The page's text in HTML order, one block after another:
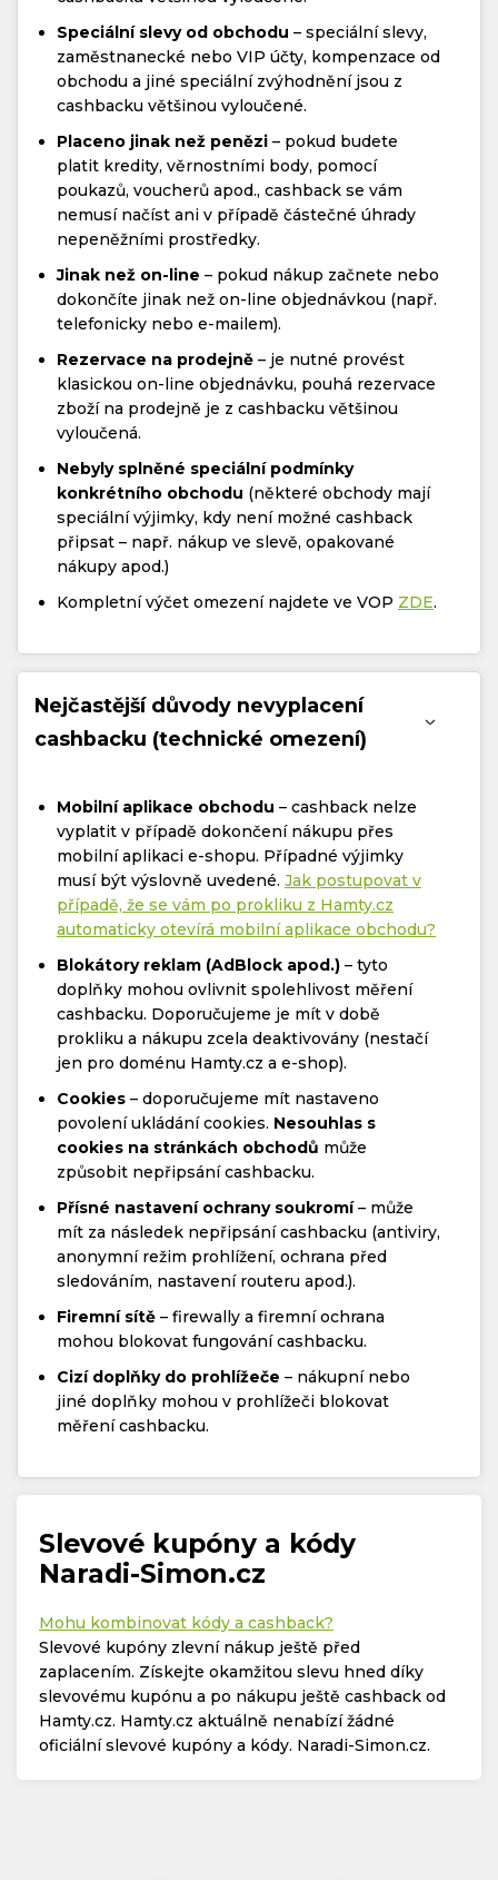
Speciální slevy od obchodu – speciální slevy,
zaměstnanecké nebo VIP účty, kompenzace od
obchodu a jiné speciální zvýhodnění jsou z
cashbacku většinou vyloučené.
Placeno jinak než penězi – pokud budete
platit kredity, věrnostními body, pomocí
poukazů, voucherů apod., cashback se vám
nemusí načíst ani v případě částečné úhrady
nepeněžními prostředky.
Jinak než on-line – pokud nákup začnete nebo
dokončíte jinak než on-line objednávkou (např.
telefonicky nebo e-mailem).
Rezervace na prodejně – je nutné provést
klasickou on-line objednávku, pouhá rezervace
zboží na prodejně je z cashbacku většinou
vyloučená.
Nebyly splněné speciální podmínky
konkrétního obchodu (některé obchody mají
speciální výjimky, kdy není možné cashback
připsat – např. nákup ve slevě, opakované
nákupy apod.)
Kompletní výčet omezení najdete ve VOP ZDE.
Nejčastější důvody nevyplacení
cashbacku (technické omezení)
Mobilní aplikace obchodu – cashback nelze
vyplatit v případě dokončení nákupu přes
mobilní aplikaci e-shopu. Případné výjimky
musí být výslovně uvedené. Jak postupovat v
případě, že se vám po prokliku z Hamty.cz
automaticky otevírá mobilní aplikace obchodu?
Blokátory reklam (AdBlock apod.) – tyto
doplňky mohou ovlivnit spolehlivost měření
cashbacku. Doporučujeme je mít v době
prokliku a nákupu zcela deaktivovány (nestačí
jen pro doménu Hamty.cz a e-shop).
Cookies – doporučujeme mít nastaveno
povolení ukládání cookies. Nesouhlas s
cookies na stránkách obchodů může
způsobit nepřipsání cashbacku.
Přísné nastavení ochrany soukromí– může
mít za následek nepřipsání cashbacku (antiviry,
anonymní režim prohlížení, ochrana před
sledováním, nastavení routeru apod.).
Firemní sítě – firewally a firemní ochrana
mohou blokovat fungování cashbacku.
Cizí doplňky do prohlížeče – nákupní nebo
jiné doplňky mohou v prohlížeči blokovat
měření cashbacku.
Slevové kupóny a kódy
Naradi-Simon.cz
Mohu kombinovat kódy a cashback?
Slevové kupóny zlevní nákup ještě před
zaplacením. Získejte okamžitou slevu hned díky
slevovému kupónu a po nákupu ještě cashback od
Hamty.cz. Hamty.cz aktuálně nenabízí žádné
oficiální slevové kupóny a kódy. Naradi-Simon.cz.